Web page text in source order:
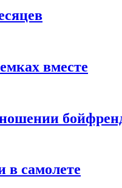
вместе
в самолете